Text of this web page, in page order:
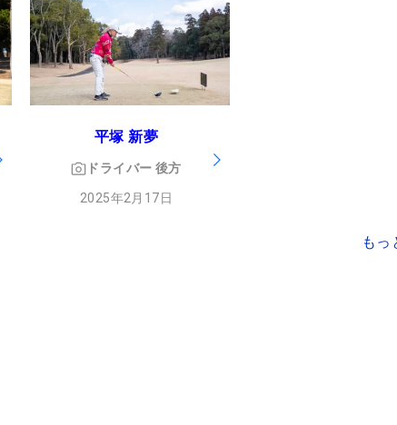
平塚 新夢
ドライバー 後方
2025年2月17日
もっ